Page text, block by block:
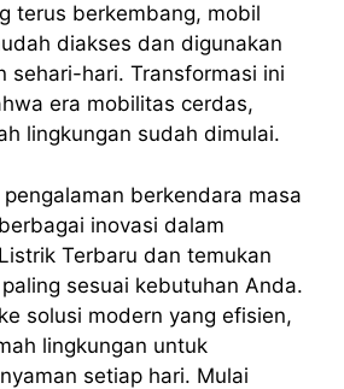
terus berkembang, mobil
diakses dan digunakan
sehari-hari. Transformasi ini
era mobilitas cerdas,
lingkungan sudah dimulai.
berkendara masa
inovasi dalam
Terbaru dan temukan
sesuai kebutuhan Anda.
solusi modern yang efisien,
lingkungan untuk
setiap hari. Mulai